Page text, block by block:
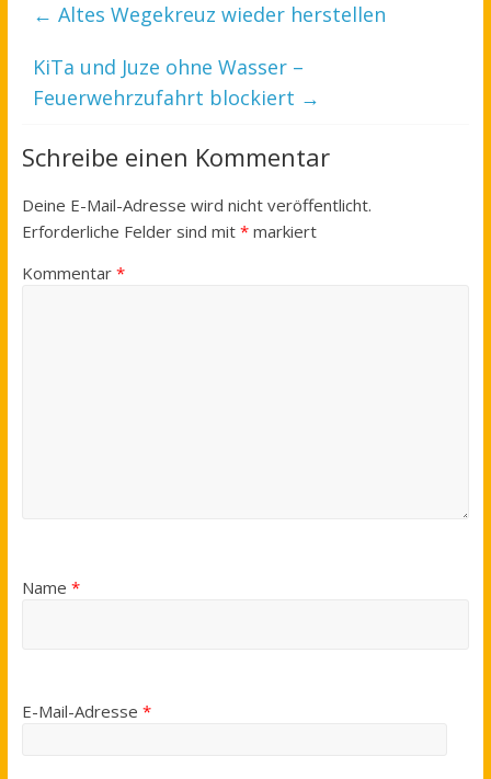
← Altes Wegekreuz wieder herstellen
KiTa und Juze ohne Wasser –
Feuerwehrzufahrt blockiert →
Schreibe einen Kommentar
Deine E-Mail-Adresse wird nicht veröffentlicht.
Erforderliche Felder sind mit *markiert
Kommentar *
Name *
E-Mail-Adresse *